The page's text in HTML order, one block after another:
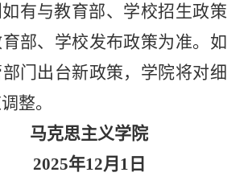
有与教育部、学校招生政策
部、学校发布政策为准。如
门出台新政策，学院将对细
整。
马克思主义学院
2025年12月 1 日